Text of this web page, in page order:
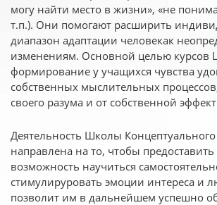
могу найти место в жизни», «не
т.п.). Они помогают расширить
диапазон адаптации человекак
изменениям. Основной целью курсов
формирование у учащихся чувства
собственных мыслительных
своего разума и от собственной
Деятельность Школы
направлена на то, чтобы
возможность научиться
стимулируровать эмоции интереса и
позволит им в дальнейшем успешно